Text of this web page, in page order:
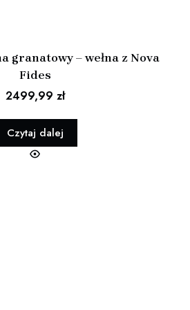
granatowy – wełna z Nova
Fides
2499,99 zł
Czytaj dalej